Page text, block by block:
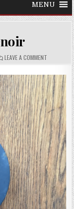
MENU
COMMENTS:
LEAVE A COMMENT ON 17